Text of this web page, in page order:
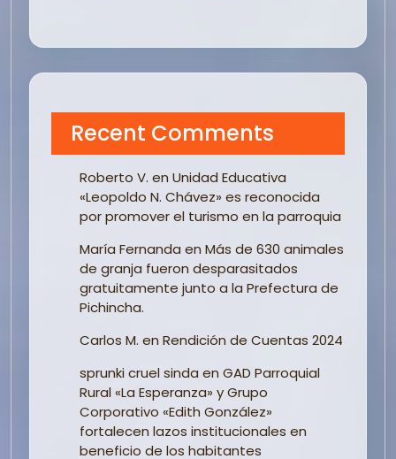
Recent Comments
Roberto V. en Unidad Educativa
«Leopoldo N. Chávez» es reconocida
por promover el turismo en la parroquia
María Fernanda en Más de 630 animales
de granja fueron desparasitados
gratuitamente junto a la Prefectura de
Pichincha.
Carlos M. en Rendición de Cuentas 2024
sprunki cruel sinda en GAD Parroquial
Rural «La Esperanza» y Grupo
Corporativo «Edith González»
fortalecen lazos institucionales en
beneficio de los habitantes